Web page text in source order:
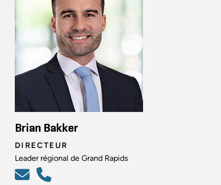
Brian Bakker
DIRECTEUR
Leader régional de Grand Rapids